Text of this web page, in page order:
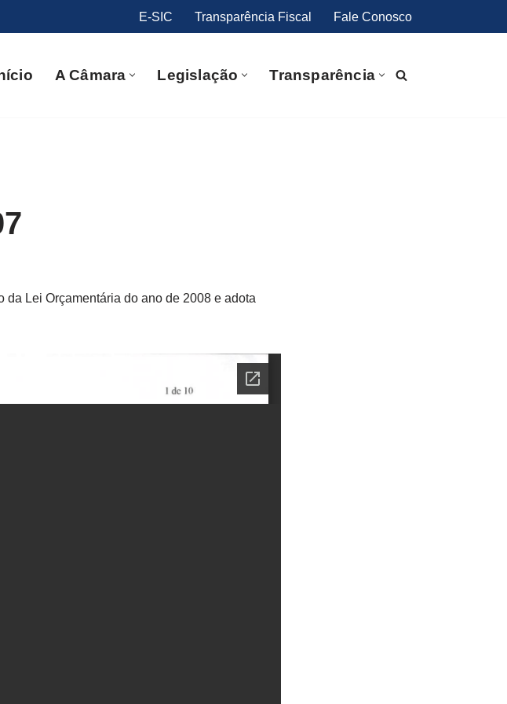
E-SIC Transparência Fiscal Fale Conosco
A Câmara Legislação Transparência
Lei Orçamentária do ano de 2008 e adota